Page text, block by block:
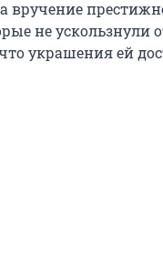
вручение
не ускользнули
украшения ей